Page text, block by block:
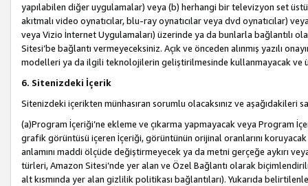
yapılabilen diğer uygulamalar) veya (b) herhangi bir televizyon set
akıtmalı video oynatıcılar, blu-ray oynatıcılar veya dvd oynatıcılar)
veya Vizio İnternet Uygulamaları) üzerinde ya da bunlarla bağlantılı
Sitesi’be bağlantı vermeyeceksiniz. Açık ve önceden alınmış yazılı
modelleri ya da ilgili teknolojilerin geliştirilmesinde kullanmayacak ve
6. Sitenizdeki İçerik
Sitenizdeki içerikten münhasıran sorumlu olacaksınız ve aşağıdakileri
(a)Program İçeriği’ne ekleme ve çıkarma yapmayacak veya Program
grafik görüntüsü içeren İçeriği, görüntünün orijinal oranlarını
anlamını maddi ölçüde değiştirmeyecek ya da metni gerçeğe aykırı
türleri, Amazon Sitesi’nde yer alan ve Özel Bağlantı olarak
alt kısmında yer alan gizlilik politikası bağlantıları). Yukarıda